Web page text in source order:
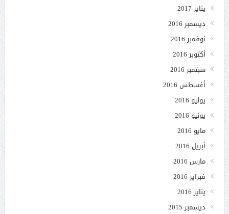
يناير 2017
ديسمبر 2016
نوفمبر 2016
أكتوبر 2016
سبتمبر 2016
أغسطس 2016
يوليو 2016
يونيو 2016
مايو 2016
أبريل 2016
مارس 2016
فبراير 2016
يناير 2016
ديسمبر 2015